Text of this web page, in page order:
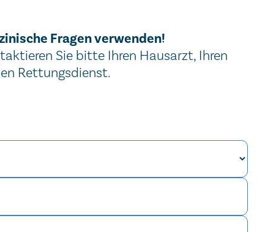
Fragen verwenden!
Sie bitte Ihren Hausarzt, Ihren
Rettungsdienst.